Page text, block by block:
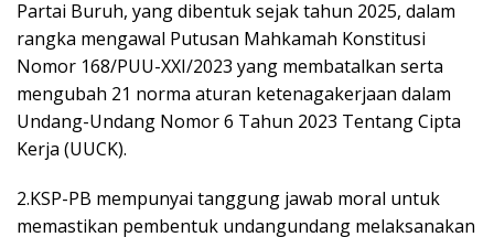
Partai Buruh, yang dibentuk sejak tahun 2025, dalam
rangka mengawal Putusan Mahkamah Konstitusi
Nomor 168/PUU-XXI/2023 yang membatalkan serta
mengubah 21 norma aturan ketenagakerjaan dalam
Undang-Undang Nomor 6 Tahun 2023 Tentang Cipta
Kerja (UUCK).
2.KSP-PB mempunyai tanggung jawab moral untuk
memastikan pembentuk undangundang melaksanakan